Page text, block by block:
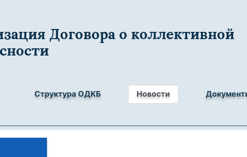
Договора о коллективной
Структура ОДКБ Новости